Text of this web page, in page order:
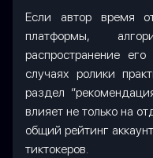
Если автор время
платформы,
распространение
случаях ролики
раздел
влияет не только на
общий рейтинг
тиктокеров.